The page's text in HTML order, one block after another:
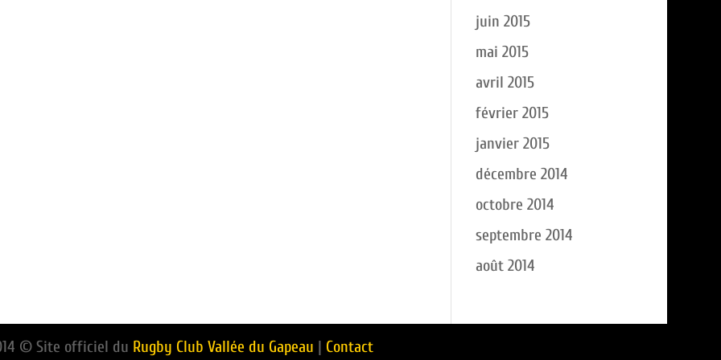
juin 2015
mai 2015
avril 2015
février 2015
janvier 2015
décembre 2014
octobre 2014
septembre 2014
août 2014
© Site officiel du Rugby Club Vallée du Gapeau | Contact